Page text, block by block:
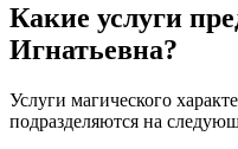
Какие услуги
Игнатьевна?
Услуги магического
подразделяются на